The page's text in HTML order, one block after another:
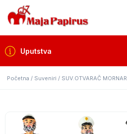
Uputstva
Početna / Suveniri / SUV.OTVARAČ MORNAR